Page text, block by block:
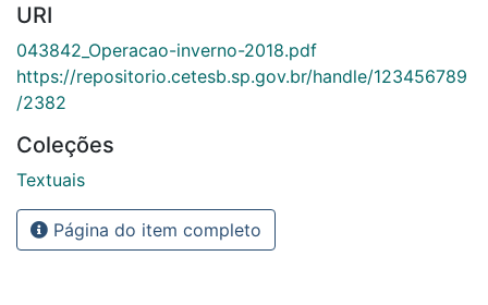
URI
043842_Operacao-inverno-2018.pdf
https://repositorio.cetesb.sp.gov.br/handle/123456789
/2382
Coleções
Textuais
Página do item completo